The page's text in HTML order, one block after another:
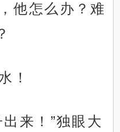
他怎么办？难
！
来！”独眼大